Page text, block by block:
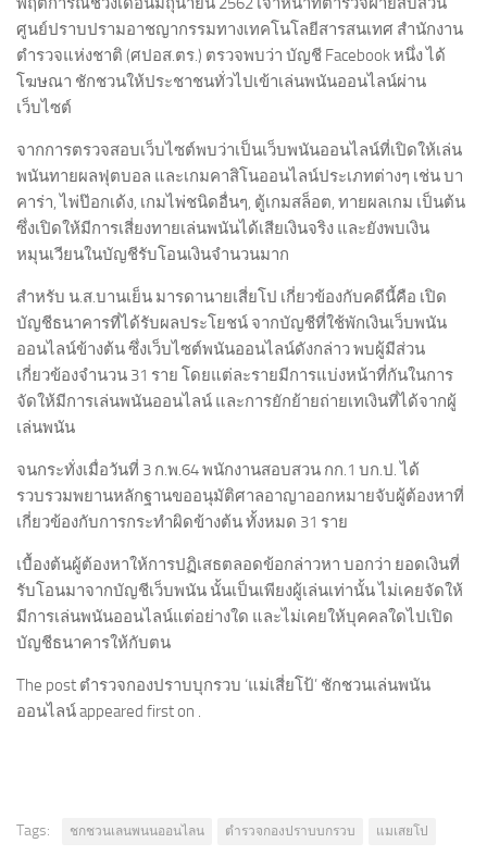
ศูนย์ปราบปรามอาชญากรรมทางเทคโนโลยีสารสนเทศ สำนักงาน
ตำรวจแห่งชาติ (ศปอส.ตร.) ตรวจพบว่า บัญชี Facebook หนึ่ง ได้
โฆษณา ชักชวนให้ประชาชนทั่วไปเข้าเล่นพนันออนไลน์ผ่าน
เว็บไซต์
จากการตรวจสอบเว็บไซต์พบว่าเป็นเว็บพนันออนไลน์ที่เปิดให้เล่น
พนันทายผลฟุตบอล และเกมคาสิโนออนไลน์ประเภทต่างๆ เช่น บา
คาร่า, ไพ่ป๊อกเด้ง, เกมไพ่ชนิดอื่นๆ, ตู้เกมสล็อต, ทายผลเกม เป็นต้น
ซึ่งเปิดให้มีการเสี่ยงทายเล่นพนันได้เสียเงินจริง และยังพบเงิน
หมุนเวียนในบัญชีรับโอนเงินจำนวนมาก
สำหรับ น.ส.บานเย็น มารดานายเสี่ยโป เกี่ยวข้องกับคดีนี้คือ เปิด
บัญชีธนาคารที่ได้รับผลประโยชน์ จากบัญชีที่ใช้พักเงินเว็บพนัน
ออนไลน์ข้างต้น ซึ่งเว็บไซต์พนันออนไลน์ดังกล่าว พบผู้มีส่วน
เกี่ยวข้องจำนวน 31 ราย โดยแต่ละรายมีการแบ่งหน้าที่กันในการ
จัดให้มีการเล่นพนันออนไลน์ และการยักย้ายถ่ายเทเงินที่ได้จากผู้
เล่นพนัน
จนกระทั่งเมื่อวันที่ 3 ก.พ.64 พนักงานสอบสวน กก.1 บก.ป. ได้
รวบรวมพยานหลักฐานขออนุมัติศาลอาญาออกหมายจับผู้ต้องหาที่
เกี่ยวข้องกับการกระทำผิดข้างต้น ทั้งหมด 31 ราย
เบื้องต้นผู้ต้องหาให้การปฏิเสธตลอดข้อกล่าวหา บอกว่า ยอดเงินที่
รับโอนมาจากบัญชีเว็บพนัน นั้นเป็นเพียงผู้เล่นเท่านั้น ไม่เคยจัดให้
มีการเล่นพนันออนไลน์แต่อย่างใด และไม่เคยให้บุคคลใดไปเปิด
บัญชีธนาคารให้กับตน
The post ตำรวจกองปราบบุกรวบ ‘แม่เสี่ยโป้’ ชักชวนเล่นพนัน
ออนไลน์ appeared first on .
Tags: ชกชวนเลนพนนออนไลน ตำรวจกองปราบบกรวบ แมเสยโป